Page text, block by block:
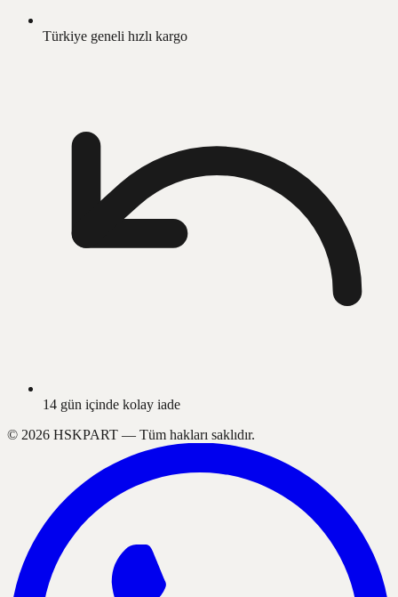
Türkiye geneli hızlı kargo
14 gün içinde kolay iade
© 2026 HSKPART — Tüm hakları saklıdır.